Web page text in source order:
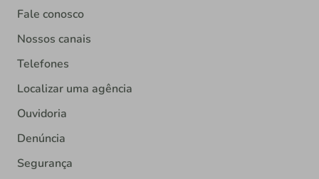
Fale conosco
Nossos canais
Telefones
Localizar uma agência
Ouvidoria
Denúncia
Segurança